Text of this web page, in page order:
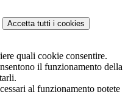
Accetta tutti i cookies
quali cookie consentire.
il funzionamento della
al funzionamento potete